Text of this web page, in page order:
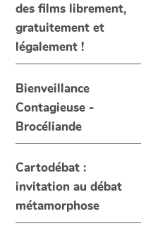
des films librement,
gratuitement et
légalement !
Bienveillance
Contagieuse -
Brocéliande
Cartodébat :
invitation au débat
métamorphose